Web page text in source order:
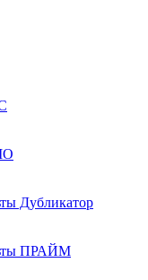
Дубликатор
ПРАЙМ